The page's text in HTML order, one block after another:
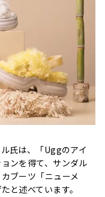
氏は、「Uggのアイ
ンを得て、サンダル
ブーツ「ニューメ
と述べています。